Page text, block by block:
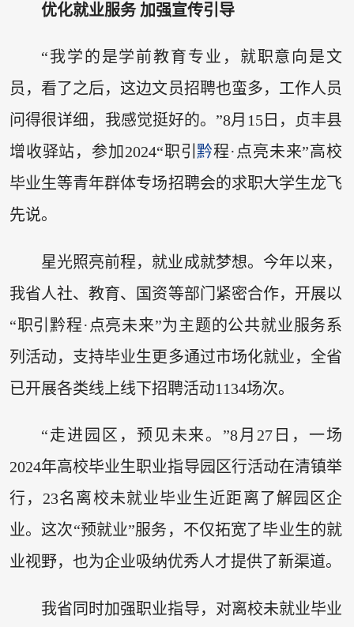
优化就业服务 加强宣传引导
“我学的是学前教育专业，就职意向是文
员，看了之后，这边文员招聘也蛮多，工作人员
问得很详细，我感觉挺好的。”8月15日，贞丰县
增收驿站，参加2024“职引 黔程·点亮未来”高校
毕业生等青年群体专场招聘会的求职大学生龙飞
先说。
星光照亮前程，就业成就梦想。今年以来，
我省人社、教育、国资等部门紧密合作，开展以
“职引黔程·点亮未来”为主题的公共就业服务系
列活动，支持毕业生更多通过市场化就业，全省
已开展各类线上线下招聘活动1134场次。
“走进园区，预见未来。”8月27日，一场
2024年高校毕业生职业指导园区行活动在清镇举
行，23名离校未就业毕业生近距离了解园区企
业。这次“预就业”服务，不仅拓宽了毕业生的就
业视野，也为企业吸纳优秀人才提供了新渠道。
我省同时加强职业指导，对离校未就业毕业